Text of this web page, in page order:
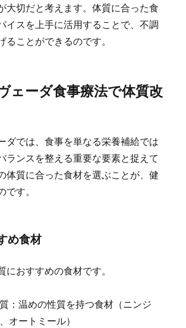
大切だと考えます。体質に合った食
イスを上手に活用することで、不調
ることができるのです。
ェーダ食事療法で体質改
ダでは、食事を単なる栄養補給では
ランスを整える重要な要素と捉えて
体質に合った食材を選ぶことが、健
です。
め食材
におすすめの食材です。
：温めの性質を持つ食材（ニンジ
オートミール）